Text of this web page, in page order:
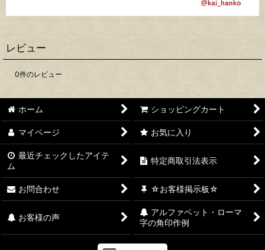
レビュー
0件のレビュー
ホーム ショッピングカート
マイページ お気に入り
最近チェックしたアイテ
ム
特定商取引法表示
お問合わせ ☆お客様掲示板☆
お客様の声
アルファベット・ローマ
字の角印作例